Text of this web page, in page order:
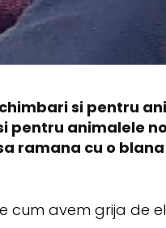
si pentru
pentru animalele
ramana cu o
cum avem grija de